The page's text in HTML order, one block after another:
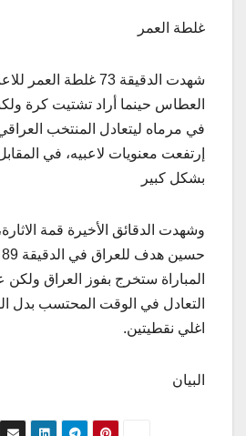
غلطة العمر
شهدت الدقيقة 73 غلطة
العطاس حينما أراد تشتيت كرة
في مرماه ليتعادل المنتخب
إرتفعت معنويات لاعبيه، في
بشكل كبير
وشهدت الدقائق الأخيرة قمة
المباراة ستخرج بفوز العراق
التعادل في الوقت المحتسب بدل
اغلي نقطيتين.
البيان